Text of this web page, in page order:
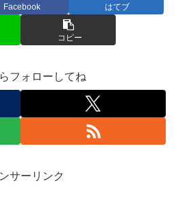
Facebook はてブ
コピー
フォローしてね
サーリンク